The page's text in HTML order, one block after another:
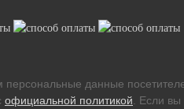
данные
официальной политикой . Если